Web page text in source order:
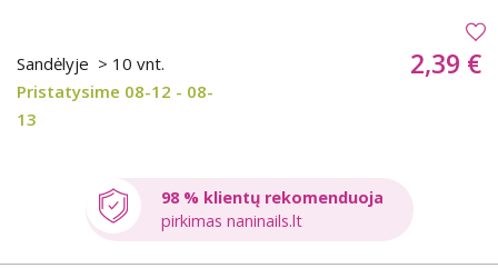
Sandėlyje > 10 vnt.
Pristatysime 08-12 - 08-
13
2,39 €
98 % klientų rekomenduoja
pirkimas naninails.lt